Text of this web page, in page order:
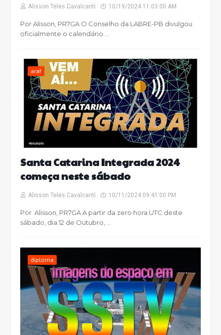
Alisson Teles Cavalcanti 10/19/2024 11:03:00 AM
Por Alisson, PR7GA O Conselho da LABRE-PB divulgou
oficialmente o calendário …
araf
Santa Catarina Integrada 2024
começa neste sábado
Alisson Teles Cavalcanti 10/11/2024 09:41:00 PM
Por Alisson, PR7GA A partir da zero hora UTC deste
sábado, dia 12 de Outubro, …
diploma